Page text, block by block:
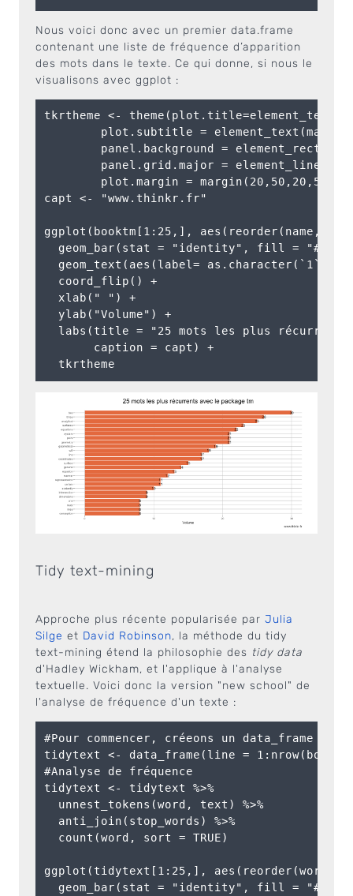
Nous voici donc avec un premier data.frame
contenant une liste de fréquence d’apparition
des mots dans le texte. Ce qui donne, si nous le
visualisons avec ggplot :
tkrtheme <-
plot.subtitle =
panel.background =
panel.grid.major =
        plot.margin = margin(20,50,20,50))
capt <- "www.thinkr.fr"
ggplot(booktm[1:25,], aes(reorder(name,
geom_bar(stat = "identity", fill =
geom_text(aes(label=
  coord_flip() +
  xlab(" ") +
  ylab("Volume") +
labs(title = "25 mots les plus
       caption = capt) +
Tidy text-mining
Approche plus récente popularisée par Julia
Silge et David Robinson, la méthode du tidy
text-mining étend la philosophie des tidy data
d'Hadley Wickham, et l'applique à l'analyse
textuelle. Voici donc la version "new school" de
l'analyse de fréquence d'un texte :
#Pour commencer, créeons un data_frame
tidytext <- data_frame(line =
#Analyse de fréquence
tidytext <- tidytext %>%
  unnest_tokens(word, text) %>%
  anti_join(stop_words) %>%
  count(word, sort = TRUE)
ggplot(tidytext[1:25,], aes(reorder(word,
geom_bar(stat = "identity", fill =